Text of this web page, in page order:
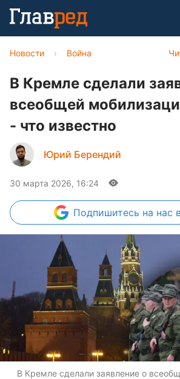
Новости › Война
В Кремле сделали
всеобщей
- что известно
Юрий Берендий
30 марта 2026, 16:24
Подпишитесь на нас
В Кремле сделали заявление о